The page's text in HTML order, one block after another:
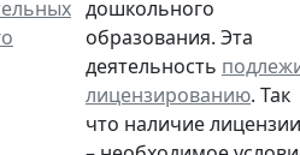
дошкольного
образования. Эта
деятельность
лицензированию. Так
что наличие лицензии